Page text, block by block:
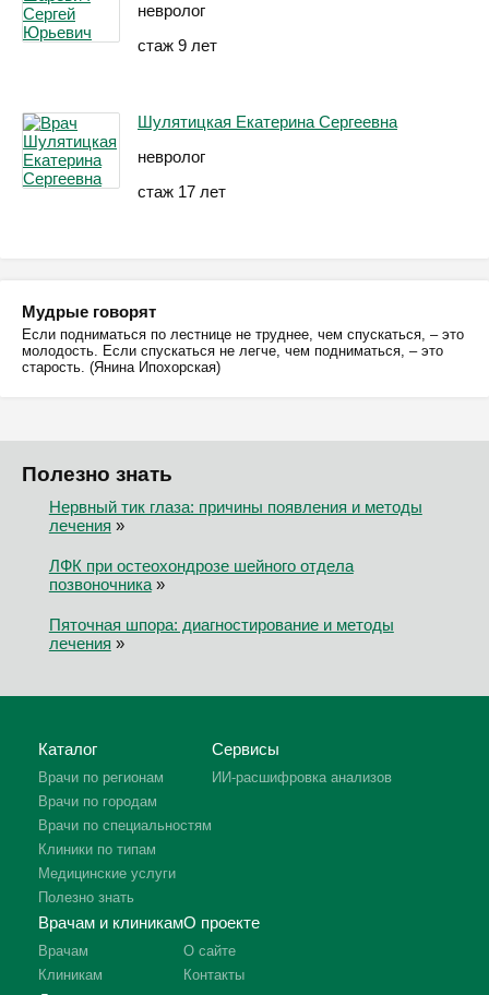
невролог
стаж 9 лет
Шулятицкая Екатерина Сергеевна
невролог
стаж 17 лет
Мудрые говорят
Если подниматься по лестнице не труднее, чем спускаться, – это
молодость. Если спускаться не легче, чем подниматься, – это
старость. (Янина Ипохорская)
Полезно знать
Нервный тик глаза: причины появления и методы
лечения »
ЛФК при остеохондрозе шейного отдела
позвоночника»
Пяточная шпора: диагностирование и методы
лечения »
Каталог
Врачи по регионам
Врачи по городам
Врачи по специальностям
Клиники по типам
Медицинские услуги
Полезно знать
Сервисы
ИИ-расшифровка анализов
Врачам и клиникам
Врачам
Клиникам
О проекте
О сайте
Контакты